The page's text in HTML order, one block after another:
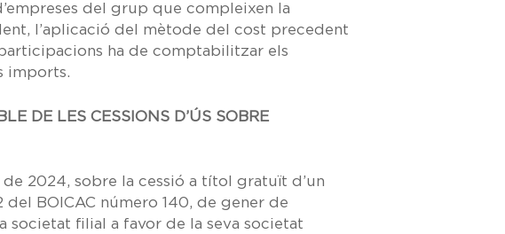
del grup que compleixen la
l’aplicació del mètode del cost precedent
ha de comptabilitzar els
imports.
DE LES CESSIONS D’ÚS SOBRE
de 2024, sobre la cessió a títol gratuït d’un
del BOICAC número 140, de gener de
societat filial a favor de la seva societat